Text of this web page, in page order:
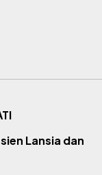
Lansia dan